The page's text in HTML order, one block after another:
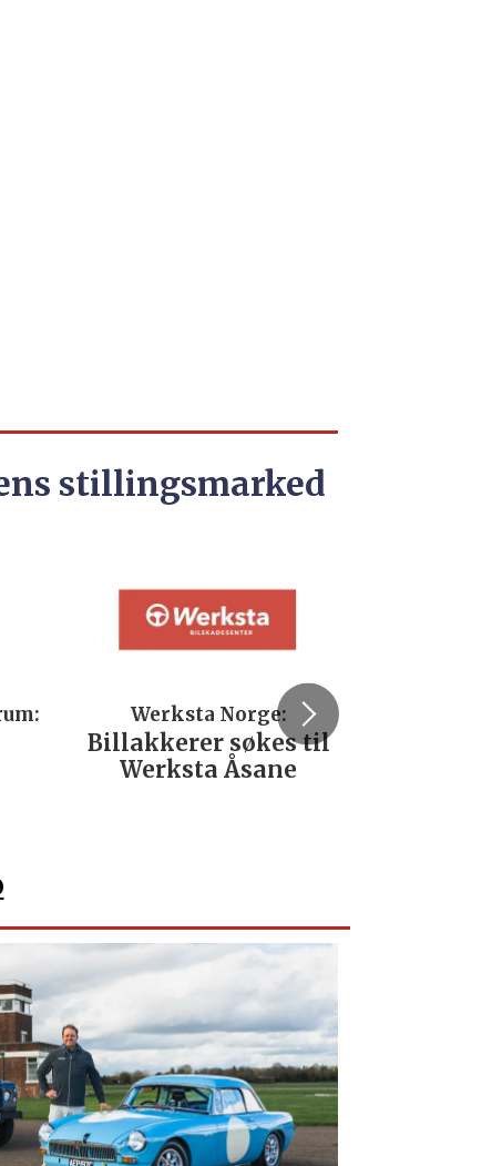
stillingsmarked
Werksta Norge:
Billakkerer søkes til
Werksta Åsane